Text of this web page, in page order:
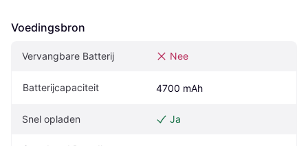
Voedingsbron
Vervangbare Batterij Nee
Batterijcapaciteit 4700 mAh
Snel opladen Ja